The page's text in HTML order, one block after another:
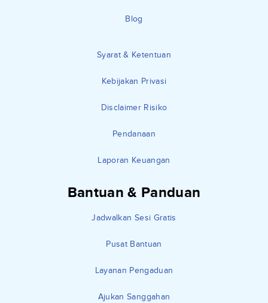
Blog
Syarat & Ketentuan
Kebijakan Privasi
Disclaimer Risiko
Pendanaan
Laporan Keuangan
Bantuan & Panduan
Jadwalkan Sesi Gratis
Pusat Bantuan
Layanan Pengaduan
Ajukan Sanggahan